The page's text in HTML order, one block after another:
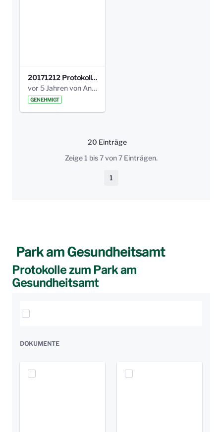
20171212 Protokoll-Klettergerüst-3b-neu-.pdf
vor 5 Jahren von Anni Schlumberger
GENEHMIGT
20 Einträge
Pro Seite
Zeige 1 bis 7 von 7 Einträgen.
Seite
1
Park am Gesundheitsamt
Protokolle zum Park am
Gesundheitsamt
Elemente auswählen
DOKUMENTE